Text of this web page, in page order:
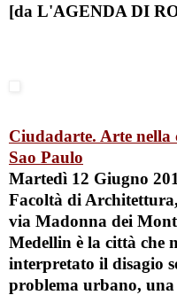
[da L'AGENDA DI
Ciudadarte. Arte
Sao Paulo
Martedì 12 Giugno
Facoltà di
via Madonna dei
Medellin è la città che
interpretato il disagio
problema urbano, una